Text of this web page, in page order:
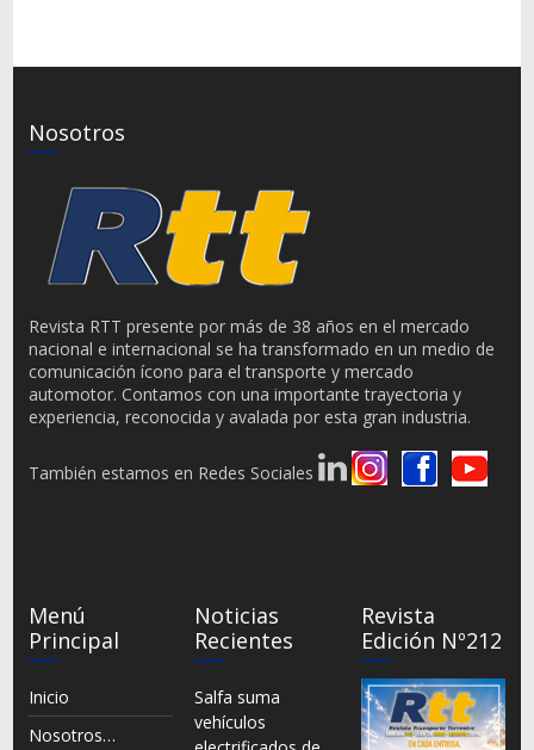
Nosotros
Revista RTT presente por más de 38 años en el mercado
nacional e internacional se ha transformado en un medio de
comunicación ícono para el transporte y mercado
automotor. Contamos con una importante trayectoria y
experiencia, reconocida y avalada por esta gran industria.
También estamos en Redes Sociales
Menú
Principal
Inicio
Nosotros…
Noticias
Recientes
Salfa suma
vehículos
Revista
Edición Nº212